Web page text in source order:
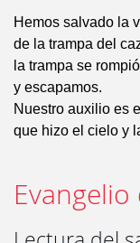
Hemos salvado la
de la trampa del
la trampa se
y escapamos.
Nuestro auxilio es
que hizo el cielo y